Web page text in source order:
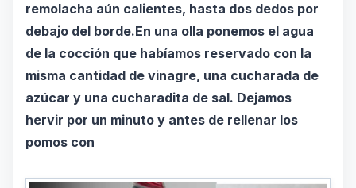
remolacha aún calientes, hasta dos dedos por
debajo del borde.En una olla ponemos el agua
de la cocción que habíamos reservado con la
misma cantidad de vinagre, una cucharada de
azúcar y una cucharadita de sal. Dejamos
hervir por un minuto y antes de rellenar los
pomos con